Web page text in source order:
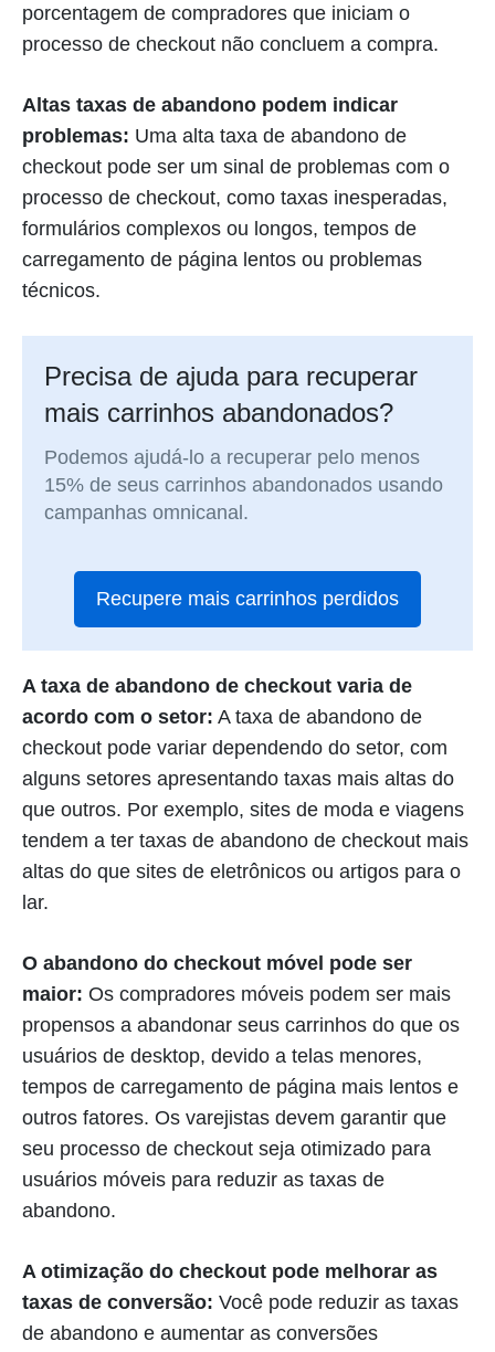
porcentagem de compradores que iniciam o
processo de checkout não concluem a compra.
Altas taxas de abandono podem indicar
problemas: Uma alta taxa de abandono de
checkout pode ser um sinal de problemas com o
processo de checkout, como taxas inesperadas,
formulários complexos ou longos, tempos de
carregamento de página lentos ou problemas
técnicos.
Precisa de ajuda para recuperar
mais carrinhos abandonados?
Podemos ajudá-lo a recuperar pelo menos
15% de seus carrinhos abandonados usando
campanhas omnicanal.
Recupere mais carrinhos perdidos
A taxa de abandono de checkout varia de
acordo com o setor: A taxa de abandono de
checkout pode variar dependendo do setor, com
alguns setores apresentando taxas mais altas do
que outros. Por exemplo, sites de moda e viagens
tendem a ter taxas de abandono de checkout mais
altas do que sites de eletrônicos ou artigos para o
lar.
O abandono do checkout móvel pode ser
maior: Os compradores móveis podem ser mais
propensos a abandonar seus carrinhos do que os
usuários de desktop, devido a telas menores,
tempos de carregamento de página mais lentos e
outros fatores. Os varejistas devem garantir que
seu processo de checkout seja otimizado para
usuários móveis para reduzir as taxas de
abandono.
A otimização do checkout pode melhorar as
taxas de conversão: Você pode reduzir as taxas
de abandono e aumentar as conversões